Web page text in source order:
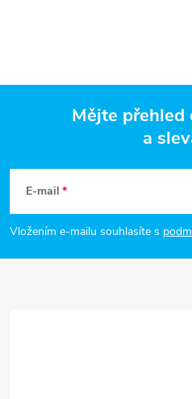
p
a
Mějte přehled
a
E-mail
Vložením e-mailu souhlasíte s